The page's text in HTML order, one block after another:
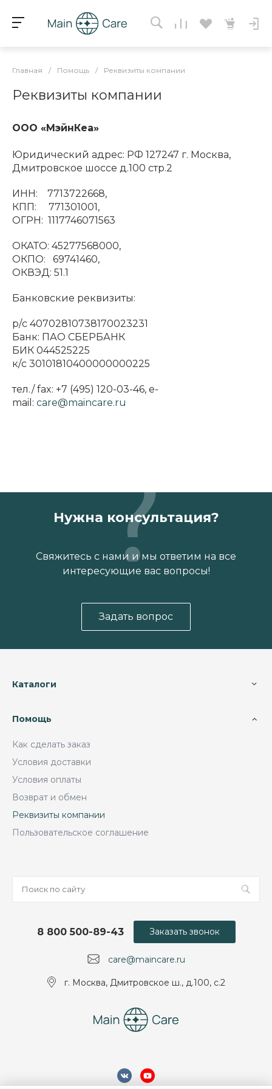
Главная / Помощь / Реквизиты компании
Реквизиты компании
ООО «МэйнКеа»
Юридический адрес: РФ 127247 г. Москва,
Дмитровское шоссе д.100 стр.2
ИНН: 7713722668,
КПП: 771301001,
ОГРН: 1117746071563
ОКАТО: 45277568000,
ОКПО: 69741460,
ОКВЭД: 51.1
Банковские реквизиты:
р/с 40702810738170023231
Банк: ПАО СБЕРБАНК
БИК 044525225
к/с 30101810400000000225
тел./ fax: +7 (495) 120-03-46, e-
mail: care@maincare.ru
Нужна консультация?
Свяжитесь с нами и мы ответим на все
интересующие вас вопросы!
Задать вопрос
Каталоги
Помощь
Как сделать заказ
Условия доставки
Условия оплаты
Возврат и обмен
Реквизиты компании
Пользовательское соглашение
care@maincare.ru
8 800 500-89-43
г. Москва, Дмитровское ш., д.100, с.2
Заказать звонок